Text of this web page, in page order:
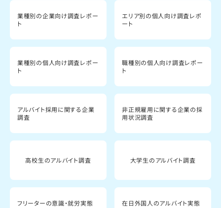
業種別の企業向け調査レポー
ト
エリア別の個人向け調査レポ
ート
業種別の個人向け調査レポー
ト
職種別の個人向け調査レポー
ト
アルバイト採用に関する企業
調査
非正規雇用に関する企業の採
用状況調査
高校生のアルバイト調査 大学生のアルバイト調査
フリーターの意識・就労実態
在日外国人のアルバイト実態